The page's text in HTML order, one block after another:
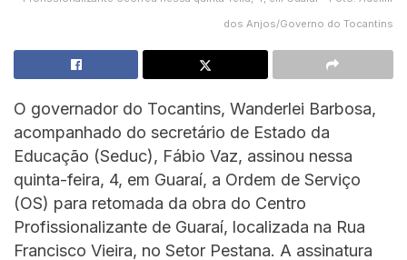
dos Anjos/Governo do Tocantins
O governador do Tocantins, Wanderlei Barbosa,
acompanhado do secretário de Estado da
Educação (Seduc), Fábio Vaz, assinou nessa
quinta-feira, 4, em Guaraí, a Ordem de Serviço
(OS) para retomada da obra do Centro
Profissionalizante de Guaraí, localizada na Rua
Francisco Vieira, no Setor Pestana. A assinatura